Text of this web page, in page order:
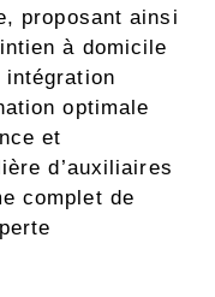
proposant ainsi
à domicile
intégration
optimale
et
d’auxiliaires
complet de